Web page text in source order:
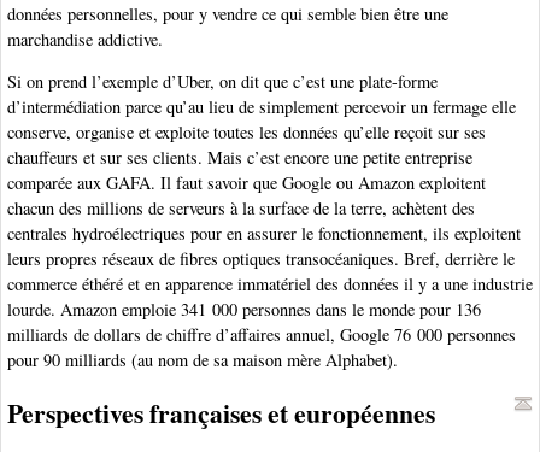
données personnelles, pour y vendre ce qui semble bien être une
marchandise addictive.
Si on prend l’exemple d’Uber, on dit que c’est une plate-forme
d’intermédiation parce qu’au lieu de simplement percevoir un fermage elle
conserve, organise et exploite toutes les données qu’elle reçoit sur ses
chauffeurs et sur ses clients. Mais c’est encore une petite entreprise
comparée aux GAFA. Il faut savoir que Google ou Amazon exploitent
chacun des millions de serveurs à la surface de la terre, achètent des
centrales hydroélectriques pour en assurer le fonctionnement, ils exploitent
leurs propres réseaux de fibres optiques transocéaniques. Bref, derrière le
commerce éthéré et en apparence immatériel des données il y a une industrie
lourde. Amazon emploie 341 000 personnes dans le monde pour 136
milliards de dollars de chiffre d’affaires annuel, Google 76 000 personnes
pour 90 milliards (au nom de sa maison mère Alphabet).
Perspectives françaises et européennes